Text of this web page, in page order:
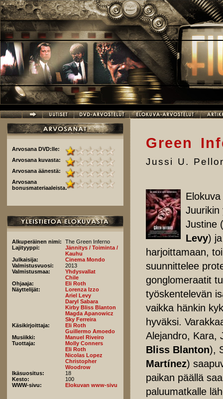
Hyppää pääsisältöön
Arvosana DVD:lle:
Arvosana kuvasta:
Arvosana äänestä:
Arvosana
bonusmateriaaleista:
Alkuperäinen nimi:
The Green Inferno
Lajityyppi:
Jännitys / Toiminta /
Kauhu
Julkaisija:
Cinema Mondo
Valmistusvuosi:
2013
Valmistusmaa:
Yhdysvallat
Chile
Ohjaaja:
Eli Roth
Näyttelijät:
Lorenza Izzo
Ariel Levy
Daryl Sabara
Kirby Bliss Blanton
Magda Apanowicz
Sky Ferreira
Käsikirjoittaja:
Eli Roth
Guillermo Amoedo
Musiikki:
Manuel Riveiro
Tuottaja:
Molly Conners
Eli Roth
Nicolas Lopez
Christopher
Woodrow
Ikäsuositus:
18
Kesto:
100
WWW-sivu:
Elokuvan www-sivu
Green
Jussi U.
Elokuva
Juurikin
Justine (
Levy)
harjoittamaan,
suunnittelee
gonglomeraatit
työskentelevän
vaikka hänkin
hyväksi.
Alejandro, Kara,
Bliss Blanton),
Martínez)
paikan päällä
paluumatkalle